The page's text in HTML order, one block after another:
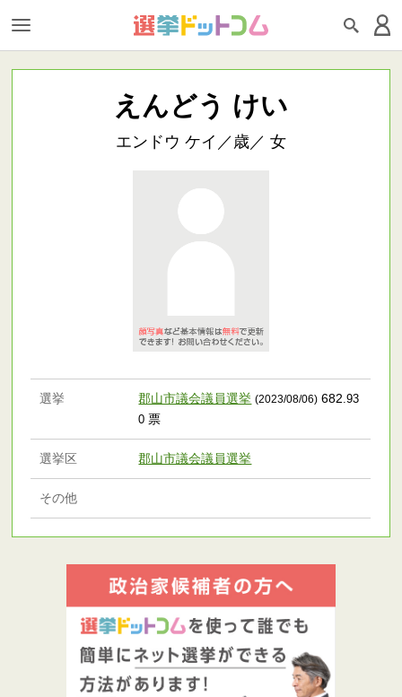
えんどう けい
エンドウ ケイ／歳／ 女
選挙 郡山市議会議員選挙 (2023/08/06) 682.93
0 票
選挙区 郡山市議会議員選挙
その他